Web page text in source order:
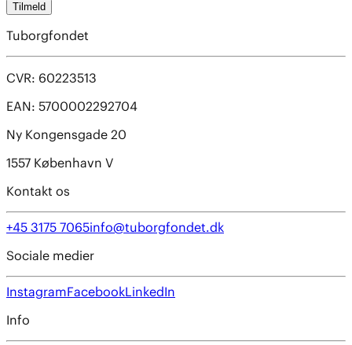
Tilmeld
Tuborgfondet
CVR: 60223513
EAN: 5700002292704
Ny Kongensgade 20
1557 København V
Kontakt os
+45 3175 7065info@tuborgfondet.dk
Sociale medier
InstagramFacebookLinkedIn
Info